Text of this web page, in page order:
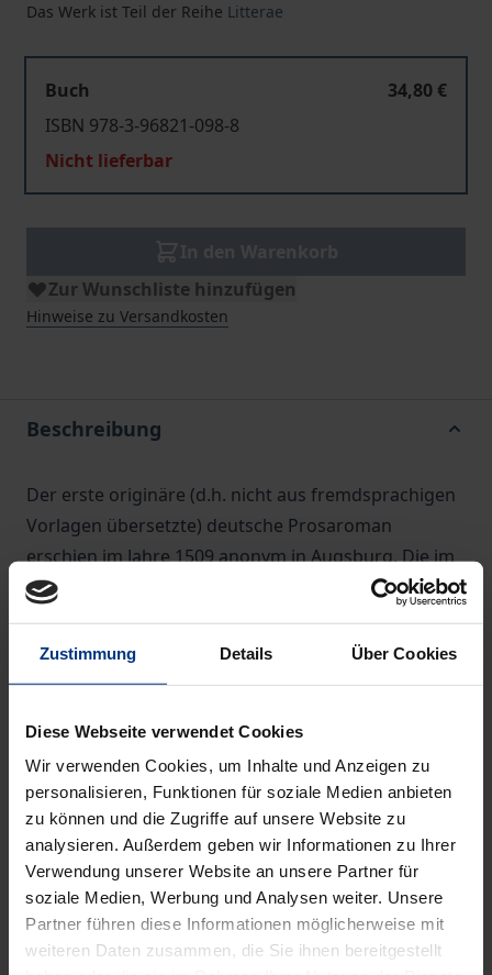
Zustimmung Details Über Cookies
Diese Webseite verwendet Cookies
Wir verwenden Cookies, um Inhalte und Anzeigen zu
personalisieren, Funktionen für soziale Medien anbieten
zu können und die Zugriffe auf unsere Website zu
analysieren. Außerdem geben wir Informationen zu Ihrer
Verwendung unserer Website an unsere Partner für
soziale Medien, Werbung und Analysen weiter. Unsere
Partner führen diese Informationen möglicherweise mit
weiteren Daten zusammen, die Sie ihnen bereitgestellt
Das Werk ist Teil der Reihe Litterae
Buch
34,80 €
ISBN 978-3-96821-098-8
Nicht lieferbar
Zur Wunschliste hinzufügen
Hinweise zu Versandkosten
Beschreibung
Der erste originäre (d.h. nicht aus fremdsprachigen
Vorlagen übersetzte) deutsche Prosaroman
erschien im Jahre 1509 anonym in Augsburg. Die im
16. Jahrhundert in fast allen europäischen Sprachen
übersetzte und später von den Romantikern
wiederentdeckte »hystoria« einer Patrizierfamilie
stellt deren Schicksal unter dem Einfluß der Glück
Niedergang, Aufstieg und erneuter Fall der
innerhalb von drei Generationen agierenden
Hauptfiguren bilden eine Drehung ihres
Glücksrades ab.Vor dem faszinierenden
Hintergrund des Zeitalters der großen Reisen und
der Epoche des Frühkapitalismus formuliert der
Roman mit seinem auf Abschreckung angelegten
Schluß eine Grundfrage seiner Zeit. Auf welche